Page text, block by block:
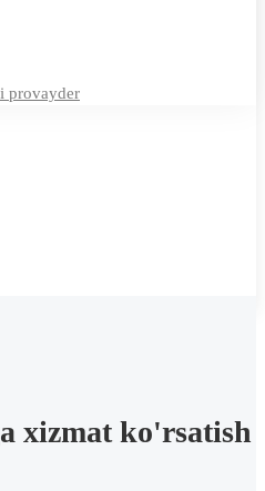
provayder
xizmat ko'rsatish